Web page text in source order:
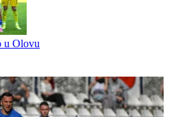
donosi veća očekivanja i dodatni